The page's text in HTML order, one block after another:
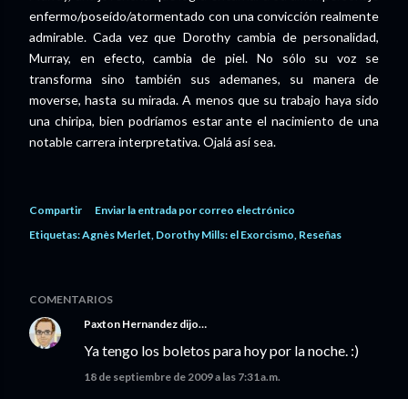
enfermo/poseído/atormentado con una convicción realmente
admirable. Cada vez que Dorothy cambia de personalidad,
Murray, en efecto, cambia de piel. No sólo su voz se
transforma sino también sus ademanes, su manera de
moverse, hasta su mirada. A menos que su trabajo haya sido
una chiripa, bien podríamos estar ante el nacimiento de una
notable carrera interpretativa. Ojalá así sea.
Compartir
Enviar la entrada por correo electrónico
Etiquetas:Agnès Merlet Dorothy Mills: el Exorcismo Reseñas
COMENTARIOS
Paxton Hernandez dijo…
Ya tengo los boletos para hoy por la noche. :)
18 de septiembre de 2009 a las 7:31 a.m.